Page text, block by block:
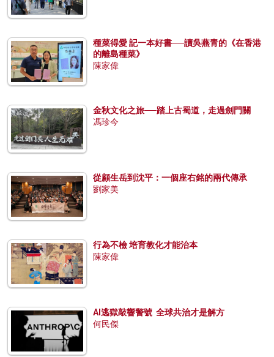
種菜得愛 記一本好書──讀吳燕青的《在香港
的離島種菜》
陳家偉
金秋文化之旅──踏上古蜀道，走過劍門關
馮珍今
從顧生岳到沈平：一個座右銘的兩代傳承
劉家美
行為不檢 培育教化才能治本
陳家偉
AI逃獄敲響警號 全球共治才是解方
何民傑